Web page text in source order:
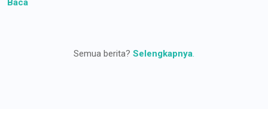
Semua berita? Selengkapnya